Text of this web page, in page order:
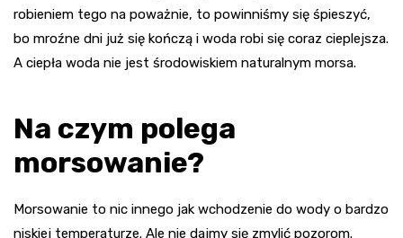
robieniem tego na poważnie, to powinniśmy się śpieszyć,
bo mroźne dni już się kończą i woda robi się coraz cieplejsza.
A ciepła woda nie jest środowiskiem naturalnym morsa.
Na czym polega
morsowanie?
Morsowanie to nic innego jak wchodzenie do wody o bardzo
niskiej temperaturze. Ale nie dajmy się zmylić pozorom.